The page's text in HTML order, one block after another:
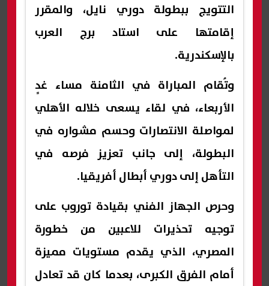
التتويج ببطولة دوري نايل، والمقرر
إقامتها على استاد برج العرب
بالإسكندرية.
وتُقام المباراة في الثامنة مساء غدٍ
الأربعاء، في لقاء يسعى خلاله الأهلي
لمواصلة الانتصارات وحسم مشواره في
البطولة، إلى جانب تعزيز فرصه في
التأهل إلى دوري أبطال أفريقيا.
وحرص الجهاز الفني بقيادة توروب على
توجيه تحذيرات للاعبين من خطورة
المصري، الذي يقدم مستويات مميزة
أمام الفرق الكبرى، بعدما كان قد تعادل